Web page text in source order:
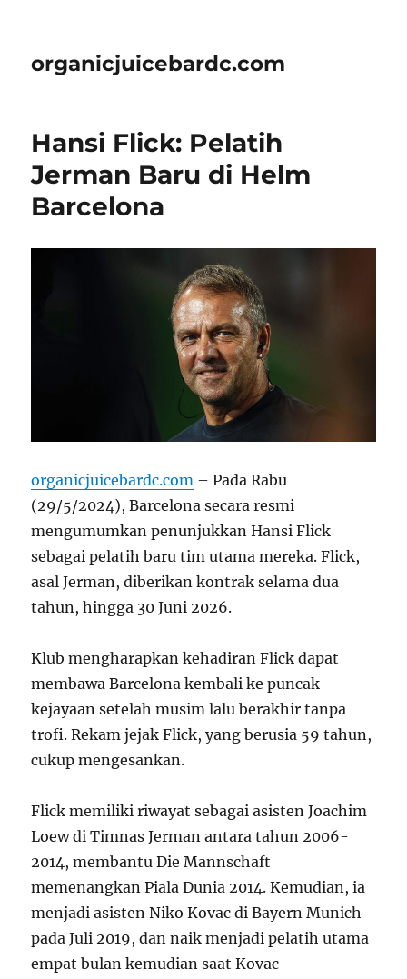
organicjuicebardc.com
Hansi Flick: Pelatih
Jerman Baru di Helm
Barcelona
organicjuicebardc.com – Pada Rabu
(29/5/2024), Barcelona secara resmi
mengumumkan penunjukkan Hansi Flick
sebagai pelatih baru tim utama mereka. Flick,
asal Jerman, diberikan kontrak selama dua
tahun, hingga 30 Juni 2026.
Klub mengharapkan kehadiran Flick dapat
membawa Barcelona kembali ke puncak
kejayaan setelah musim lalu berakhir tanpa
trofi. Rekam jejak Flick, yang berusia 59 tahun,
cukup mengesankan.
Flick memiliki riwayat sebagai asisten Joachim
Loew di Timnas Jerman antara tahun 2006-
2014, membantu Die Mannschaft
memenangkan Piala Dunia 2014. Kemudian, ia
menjadi asisten Niko Kovac di Bayern Munich
pada Juli 2019, dan naik menjadi pelatih utama
empat bulan kemudian saat Kovac